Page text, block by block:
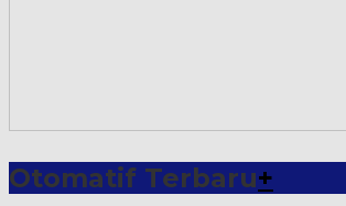
Otomatif Terbaru+